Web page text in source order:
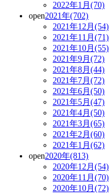
2022年1月(70)
open2021年(702)
2021年12月(54)
2021年11月(71)
2021年10月(55)
2021年9月(72)
2021年8月(44)
2021年7月(72)
2021年6月(50)
2021年5月(47)
2021年4月(50)
2021年3月(65)
2021年2月(60)
2021年1月(62)
open2020年(813)
2020年12月(54)
2020年11月(70)
2020年10月(72)